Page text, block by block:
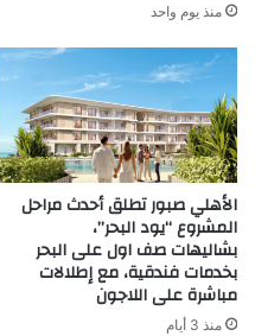
منذ يوم واحد
الأهلي صبور تطلق أحدث مراحل
المشروع “يود البحر”،
بشاليهات صف اول على البحر
بخدمات فندقية، مع إطلالات
مباشرة على اللاجون
منذ 3 أيام